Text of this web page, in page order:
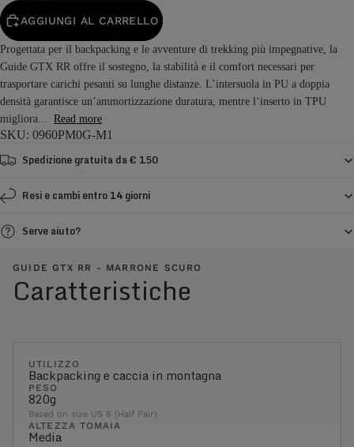
AGGIUNGI AL CARRELLO
Progettata per il backpacking e le avventure di trekking più impegnative, la
Guide GTX RR offre il sostegno, la stabilità e il comfort necessari per
trasportare carichi pesanti su lunghe distanze. L’intersuola in PU a doppia
densità garantisce un’ammortizzazione duratura, mentre l’inserto in TPU
migliora... Read more
SKU: 0960PM0G-M1
Spedizione gratuita da € 150
Resi e cambi entro 14 giorni
Serve aiuto?
GUIDE GTX RR - MARRONE SCURO
Caratteristiche
UTILIZZO
Backpacking e caccia in montagna
PESO
820g
Based on size US 8 (Half Pair)
ALTEZZA TOMAIA
Media